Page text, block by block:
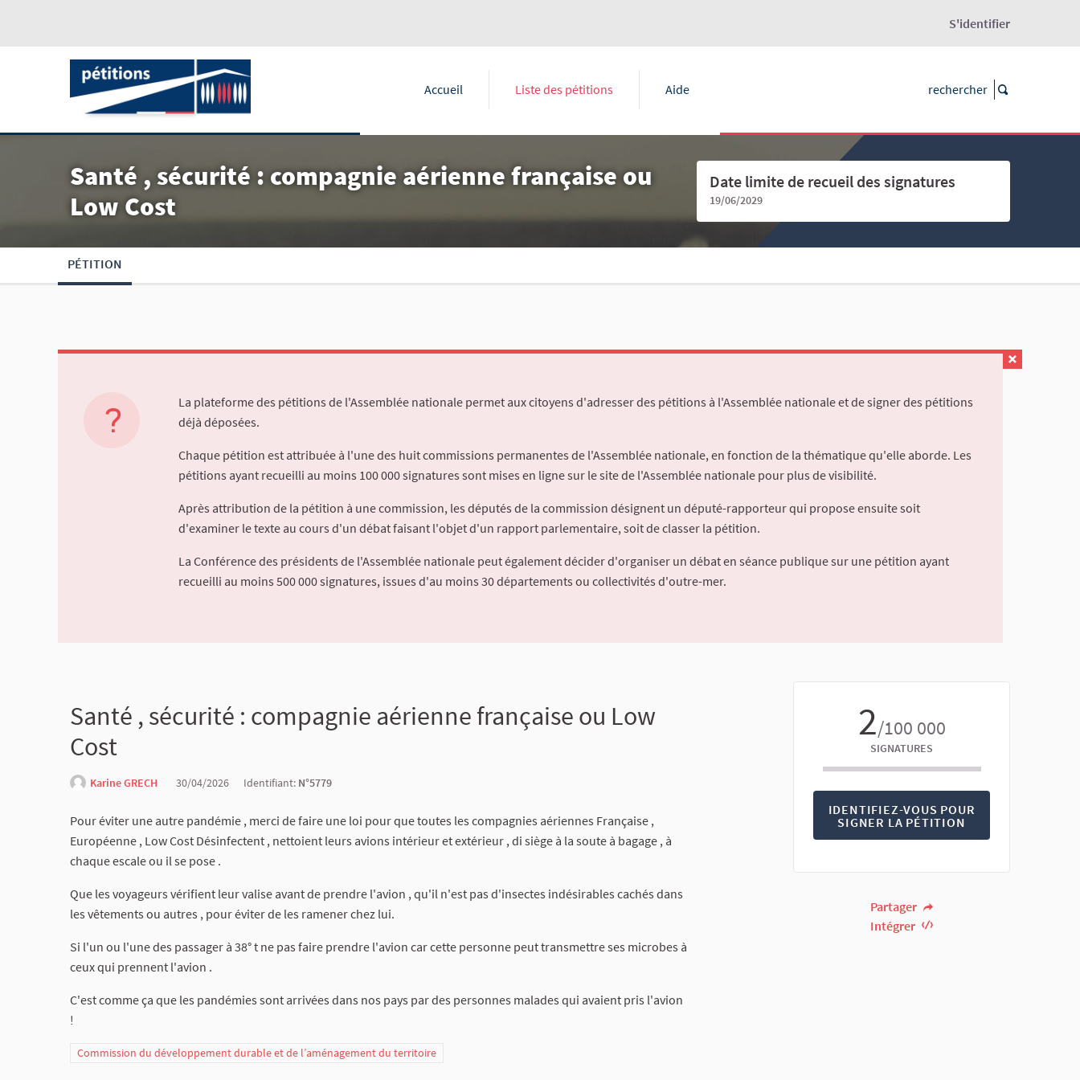
S'identifier
Accueil Liste des pétitions Aide
Santé , sécurité : compagnie aérienne française ou
Low Cost
Date limite de recueil des signatures
19/06/2029
PÉTITION
La plateforme des pétitions de l'Assemblée nationale permet aux citoyens d'adresser des pétitions à l'Assemblée nationale et de signer des pétitions
déjà déposées.
Chaque pétition est attribuée à l'une des huit commissions permanentes de l'Assemblée nationale, en fonction de la thématique qu'elle aborde. Les
pétitions ayant recueilli au moins 100 000 signatures sont mises en ligne sur le site de l'Assemblée nationale pour plus de visibilité.
Après attribution de la pétition à une commission, les députés de la commission désignent un député-rapporteur qui propose ensuite soit
d'examiner le texte au cours d'un débat faisant l'objet d'un rapport parlementaire, soit de classer la pétition.
La Conférence des présidents de l'Assemblée nationale peut également décider d'organiser un débat en séance publique sur une pétition ayant
recueilli au moins 500 000 signatures, issues d'au moins 30 départements ou collectivités d'outre-mer.
2/100 000
SIGNATURES
IDENTIFIEZ-VOUS POUR
SIGNER LA PÉTITION
Partager
Intégrer
Santé , sécurité : compagnie aérienne française ou Low
Cost
Karine GRECH 30/04/2026 Identifiant: N°5779
Pour éviter une autre pandémie , merci de faire une loi pour que toutes les compagnies aériennes Française ,
Européenne , Low Cost Désinfectent , nettoient leurs avions intérieur et extérieur , di siège à la soute à bagage , à
chaque escale ou il se pose .
Que les voyageurs vérifient leur valise avant de prendre l'avion , qu'il n'est pas d'insectes indésirables cachés dans
les vêtements ou autres , pour éviter de les ramener chez lui.
Si l'un ou l'une des passager à 38° t ne pas faire prendre l'avion car cette personne peut transmettre ses microbes à
ceux qui prennent l'avion .
C'est comme ça que les pandémies sont arrivées dans nos pays par des personnes malades qui avaient pris l'avion
!
Commission du développement durable et de l’aménagement du territoire